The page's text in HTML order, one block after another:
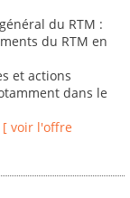
du RTM :
du RTM en
et actions
dans le
[ voir l'offre